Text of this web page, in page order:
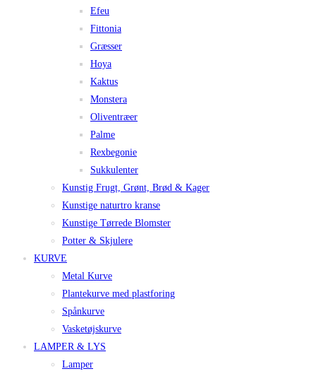
Efeu
Fittonia
Græsser
Hoya
Kaktus
Monstera
Oliventræer
Palme
Rexbegonie
Sukkulenter
Kunstig Frugt, Grønt, Brød & Kager
Kunstige naturtro kranse
Kunstige Tørrede Blomster
Potter & Skjulere
KURVE
Metal Kurve
Plantekurve med plastforing
Spånkurve
Vasketøjskurve
LAMPER & LYS
Lamper